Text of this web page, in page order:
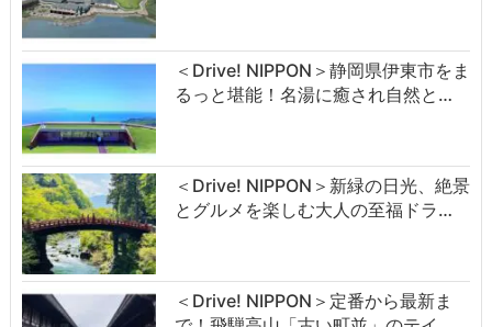
＜Drive! NIPPON＞静岡県伊東市をま
るっと堪能！名湯に癒され自然と…
＜Drive! NIPPON＞新緑の日光、絶景
とグルメを楽しむ大人の至福ドラ…
＜Drive! NIPPON＞定番から最新ま